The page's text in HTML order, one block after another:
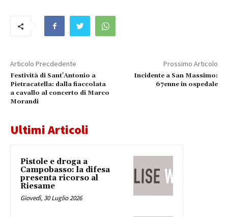
Articolo Precdedente
Festività di Sant'Antonio a
Pietracatella: dalla fiaccolata
a cavallo al concerto di Marco
Morandi
Prossimo Articolo
Incidente a San Massimo:
67enne in ospedale
Ultimi Articoli
Pistole e droga a
Campobasso: la difesa
presenta ricorso al
Riesame
Giovedì, 30 Luglio 2026